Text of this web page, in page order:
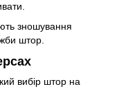
зношування
штор.
вибір штор на